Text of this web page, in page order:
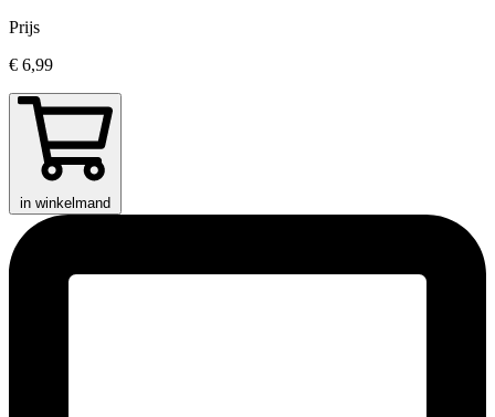
Prijs
€ 6,99
in winkelmand